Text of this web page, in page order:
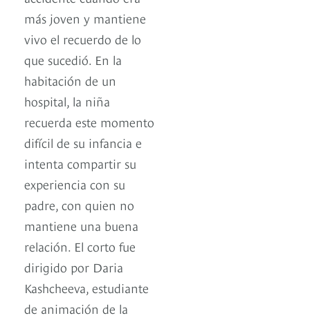
más joven y mantiene
vivo el recuerdo de lo
que sucedió. En la
habitación de un
hospital, la niña
recuerda este momento
difícil de su infancia e
intenta compartir su
experiencia con su
padre, con quien no
mantiene una buena
relación. El corto fue
dirigido por Daria
Kashcheeva, estudiante
de animación de la